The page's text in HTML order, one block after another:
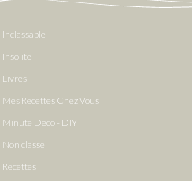
Inclassable
Insolite
Livres
Mes Recettes Chez Vous
Minute Deco - DIY
Non classé
Recettes